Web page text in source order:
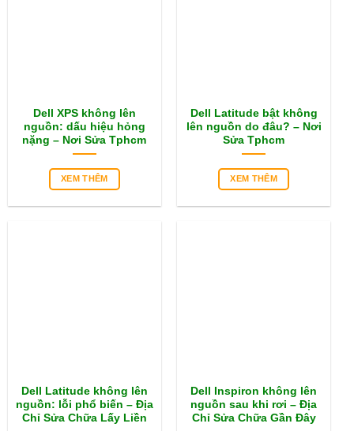
Dell XPS không lên
nguồn: dấu hiệu hỏng
nặng – Nơi Sửa Tphcm
XEM THÊM
Dell Latitude bật không
lên nguồn do đâu? – Nơi
Sửa Tphcm
XEM THÊM
Dell Latitude không lên
nguồn: lỗi phổ biến – Địa
Chỉ Sửa Chữa Lấy Liền
Dell Inspiron không lên
nguồn sau khi rơi – Địa
Chỉ Sửa Chữa Gần Đây